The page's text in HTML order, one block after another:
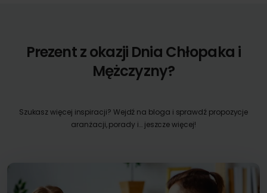
Prezent z okazji Dnia Chłopaka i
Mężczyzny?
Szukasz więcej inspiracji? Wejdź na bloga i sprawdź propozycje
aranżacji, porady i… jeszcze więcej!